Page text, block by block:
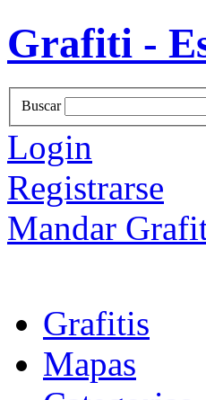
Grafiti -
Buscar
Login
Registrarse
Mandar
Grafitis
Mapas